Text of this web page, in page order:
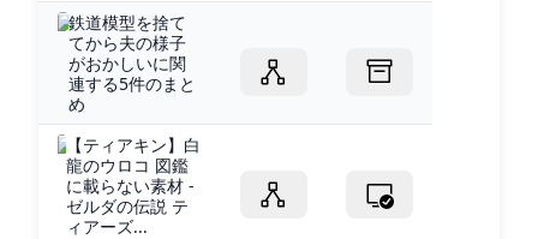
鉄道模型を捨て
てから夫の様子
がおかしいに関
連する5件のまと
め
【ティアキン】白
龍のウロコ 図鑑
に載らない素材 -
ゼルダの伝説 テ
ィアーズ...